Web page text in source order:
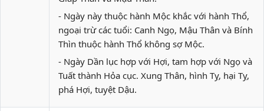
- Ngày này thuộc hành Mộc khắc với hành Thổ,
ngoại trừ các tuổi: Canh Ngọ, Mậu Thân và Bính
Thìn thuộc hành Thổ không sợ Mộc.
- Ngày Dần lục hợp với Hợi, tam hợp với Ngọ và
Tuất thành Hỏa cục. Xung Thân, hình Tỵ, hại Tỵ,
phá Hợi, tuyệt Dậu.